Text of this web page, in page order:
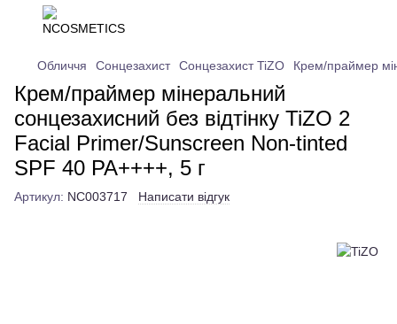
Обличчя Сонцезахист Сонцезахист TiZO Крем/праймер
Крем/праймер мінеральний
сонцезахисний без відтінку TiZO 2
Facial Primer/Sunscreen Non-tinted
SPF 40 PA++++, 5 г
Артикул: NC003717 Написати відгук